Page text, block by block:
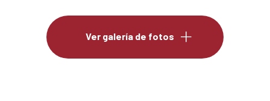
Ver galería de fotos